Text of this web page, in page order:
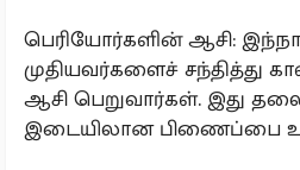
பெரியோர்களின் ஆசி:
முதியவர்களைச் சந்தித்து
ஆசி பெறுவார்கள். இது
இடையிலான பிணைப்பை